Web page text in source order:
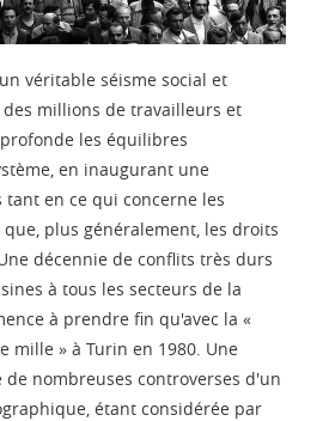
véritable séisme social et
millions de travailleurs et
les équilibres
en inaugurant une
tant en ce qui concerne les
plus généralement, les droits
décennie de conflits très durs
à tous les secteurs de la
à prendre fin qu'avec la «
mille » à Turin en 1980. Une
nombreuses controverses d'un
étant considérée par